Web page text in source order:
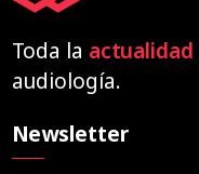
Toda la actualidad
audiología.
Newsletter